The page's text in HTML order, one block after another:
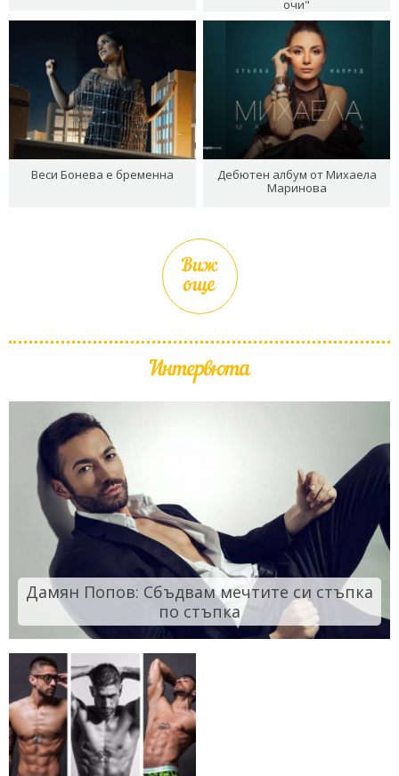
очи"
Веси Бонева е бременна
Дебютен албум от Михаела
Маринова
Виж
още
Интервюта
Дамян Попов: Сбъдвам мечтите си стъпка
по стъпка